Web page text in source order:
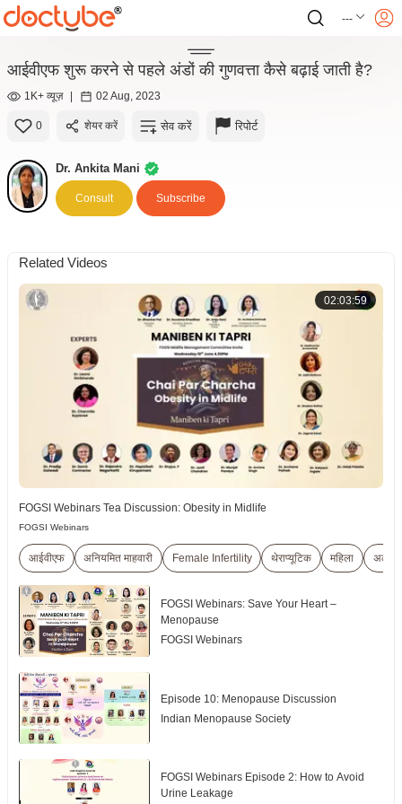
---
आईवीएफ शुरू करने से पहले अंडों की गुणवत्ता कैसे बढ़ाई जाती है?
1K+ व्यूज़ | 02 Aug, 2023
0 शेयर करें सेव करें रिपोर्ट
Dr. Ankita Mani
Consult Subscribe
Related Videos
02:03:59
FOGSI Webinars Tea Discussion: Obesity in Midlife
FOGSI Webinars
आईवीएफ अनियमित माहवारी Female Infertility थेराप्यूटिक महिला
FOGSI Webinars: Save Your Heart –
Menopause
FOGSI Webinars
Episode 10: Menopause Discussion
Indian Menopause Society
FOGSI Webinars Episode 2: How to Avoid
Urine Leakage